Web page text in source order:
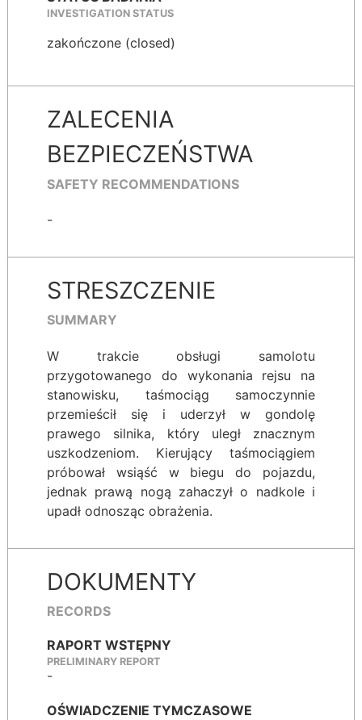
INVESTIGATION STATUS
zakończone (closed)
ZALECENIA
BEZPIECZEŃSTWA
SAFETY RECOMMENDATIONS
-
STRESZCZENIE
SUMMARY
W trakcie obsługi samolotu
przygotowanego do wykonania rejsu na
stanowisku, taśmociąg samoczynnie
przemieścił się i uderzył w gondolę
prawego silnika, który uległ znacznym
uszkodzeniom. Kierujący taśmociągiem
próbował wsiąść w biegu do pojazdu,
jednak prawą nogą zahaczył o nadkole i
upadł odnosząc obrażenia.
DOKUMENTY
RECORDS
RAPORT WSTĘPNY
PRELIMINARY REPORT
-
OŚWIADCZENIE TYMCZASOWE